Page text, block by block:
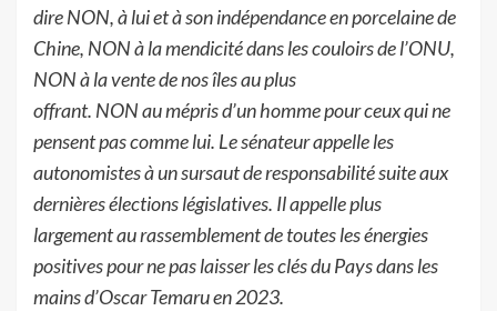
dire NON, àlui et à son indépendance en porcelaine de
Chine, NON à la mendicité dans les couloirs de l’ONU,
NON à la vente de nos îlesau plus
offrant. NON au méprisd’un homme pour ceux qui ne
pensent pas comme lui. Le sénateur appelle les
autonomistes à un sursaut de responsabilité suite aux
dernièresélections législatives. Il appelle plus
largement au rassemblement de toutes les énergies
positivespour ne pas laisser les clés du Pays dans les
mains d’Oscar Temaru en2023.